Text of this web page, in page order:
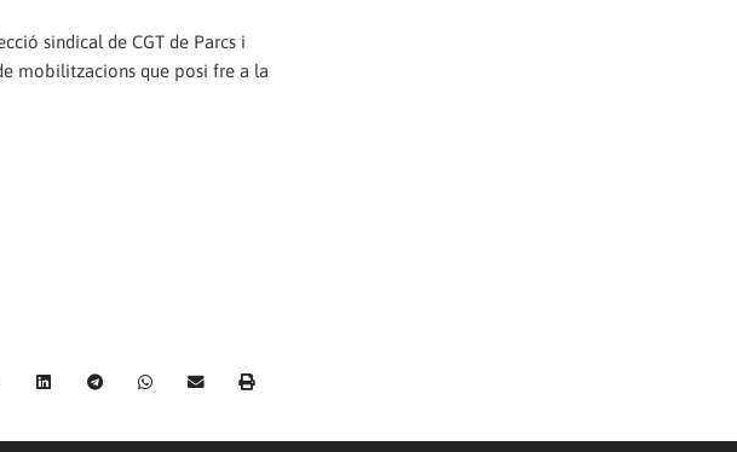
sindical de CGT de Parcs i
mobilitzacions que posi fre a la